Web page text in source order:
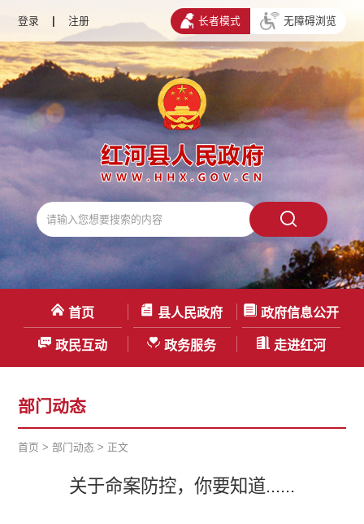
登录 | 注册 长者模式 无障碍浏览
首页 县人民政府 政府信息公开
政民互动 政务服务 走进红河
部门动态
首页 >部门动态 > 正文
关于命案防控，你要知道......